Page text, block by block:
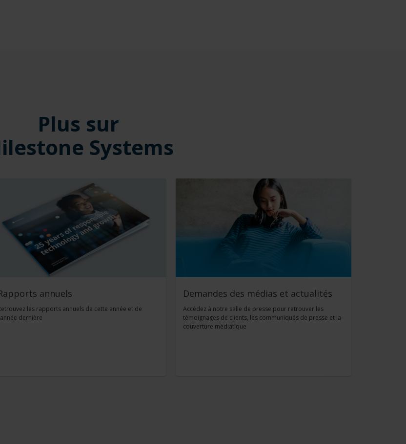
Plus sur
Systems
annuels
les rapports annuels de cette année et de
dernière
Demandes des médias et actualités
Accédez à notre salle de presse pour retrouver les
témoignages de clients, les communiqués de presse et la
couverture médiatique